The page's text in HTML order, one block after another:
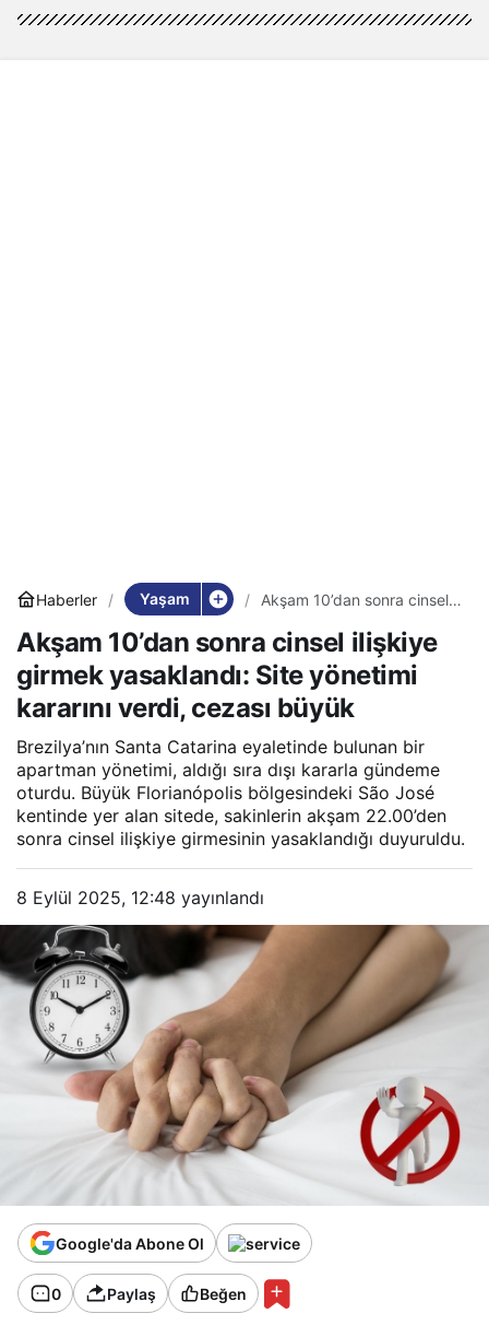
Haberler Yaşam
Akşam 10’dan sonra cinsel
Site yönetimi kararını verdi,
cezası büyük
Akşam 10’dan sonra cinsel ilişkiye
girmek yasaklandı: Site yönetimi
kararını verdi, cezası büyük
Brezilya’nın Santa Catarina eyaletinde bulunan bir
apartman yönetimi, aldığı sıra dışı kararla gündeme
oturdu. Büyük Florianópolis bölgesindeki São José
kentinde yer alan sitede, sakinlerin akşam 22.00’den
sonra cinsel ilişkiye girmesinin yasaklandığı duyuruldu.
8 Eylül 2025, 12:48 yayınlandı
Google'da Abone Ol
0 Paylaş Beğen